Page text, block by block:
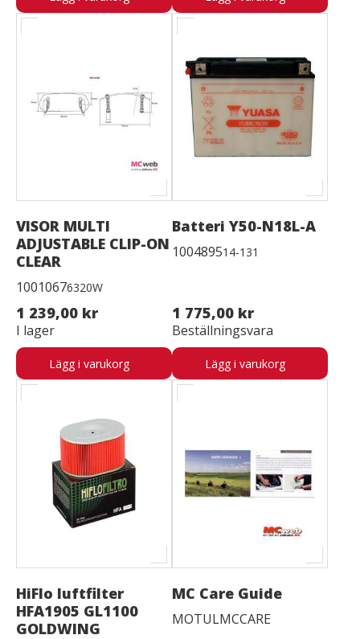
VISOR MULTI
ADJUSTABLE CLIP-ON
CLEAR
10010676320W
1 239,00 kr
I lager
Lägg i varukorg
Batteri Y50-N18L-A
100489514-131
1 775,00 kr
Beställningsvara
Lägg i varukorg
HiFlo luftfilter
HFA1905 GL1100
GOLDWING
MC Care Guide
MOTULMCCARE